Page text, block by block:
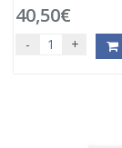
40,50€
- +